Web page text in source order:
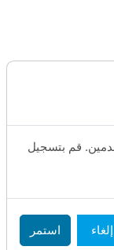
قم بتسجيل
إلغاء استمر